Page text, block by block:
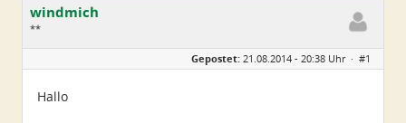
windmich
**
Geschlecht:
keine Angabe
Dabei seit:
11 / 2008
Gepostet: 21.08.2014 - 20:38 Uhr · #1
Hallo